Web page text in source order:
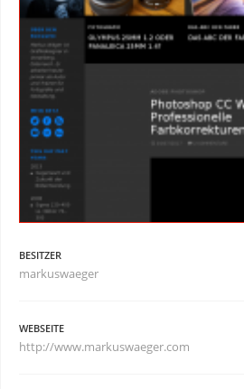
BESITZER
markuswaeger
WEBSEITE
http://www.markuswaeger.com